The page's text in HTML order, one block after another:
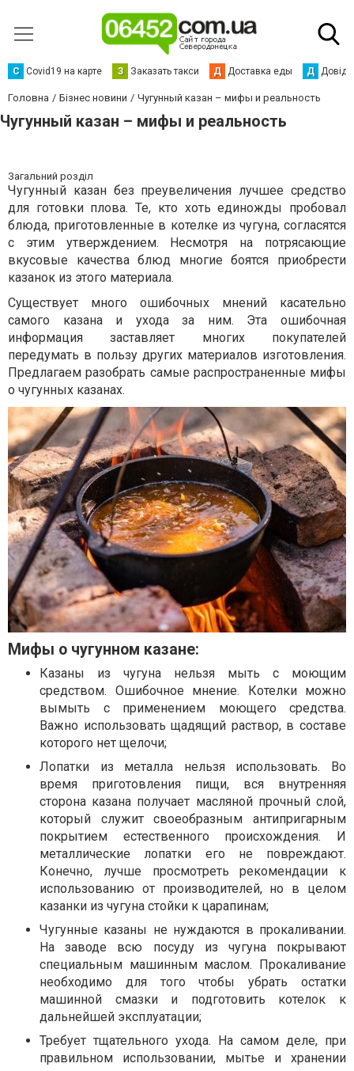
С Сovid19 на карте З Заказать такси Д Доставка еды Д
Головна Бізнес новини Чугунный казан – мифы и реальность
Чугунный казан – мифы и реальность
Загальний розділ
Чугунный казан без преувеличения лучшее средство
для готовки плова. Те, кто хоть единожды пробовал
блюда, приготовленные в котелке из чугуна, согласятся
с этим утверждением. Несмотря на потрясающие
вкусовые качества блюд многие боятся приобрести
казанок из этого материала.
Существует много ошибочных мнений касательно
самого казана и ухода за ним. Эта ошибочная
информация заставляет многих покупателей
передумать в пользу других материалов изготовления.
Предлагаем разобрать самые распространенные мифы
о чугунных казанах.
Мифы о чугунном казане:
Казаны из чугуна нельзя мыть с моющим
средством. Ошибочное мнение. Котелки можно
вымыть с применением моющего средства.
Важно использовать щадящий раствор, в составе
которого нет щелочи;
Лопатки из металла нельзя использовать. Во
время приготовления пищи, вся внутренняя
сторона казана получает масляной прочный слой,
который служит своеобразным антипригарным
покрытием естественного происхождения. И
металлические лопатки его не повреждают.
Конечно, лучше просмотреть рекомендации к
использованию от производителей, но в целом
казанки из чугуна стойки к царапинам;
Чугунные казаны не нуждаются в прокаливании.
На заводе всю посуду из чугуна покрывают
специальным машинным маслом. Прокаливание
необходимо для того чтобы убрать остатки
машинной смазки и подготовить котелок к
дальнейшей эксплуатации;
Требует тщательного ухода. На самом деле, при
правильном использовании, мытье и хранении